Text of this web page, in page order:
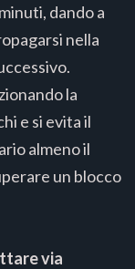
dando a
nella
la
e si evita il
almeno il
un blocco
via